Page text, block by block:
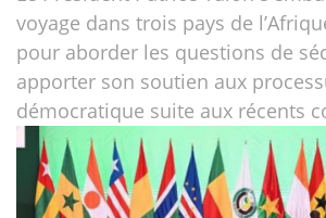
voyage dans trois pays de
pour aborder les questions de
apporter son soutien aux
démocratique suite aux récents